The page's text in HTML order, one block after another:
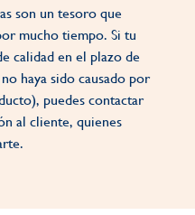
son un tesoro que
mucho tiempo. Si tu
calidad en el plazo de
haya sido causado por
puedes contactar
al cliente, quienes